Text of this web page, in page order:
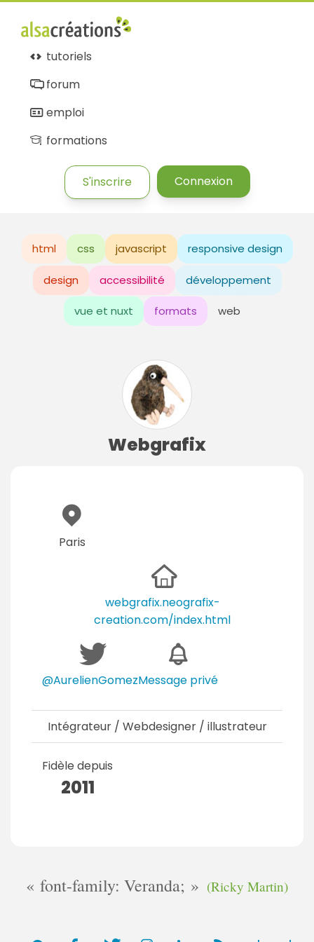
tutoriels
forum
emploi
formations
S'inscrire Connexion
html css javascript responsive design
design accessibilité développement
vue et nuxt formats web
Webgrafix
Paris
webgrafix.neografix-
creation.com/index.html
@AurelienGomezMessage privé
Intégrateur / Webdesigner / illustrateur
Fidèle depuis
2011
font-family: Veranda; (Ricky Martin)